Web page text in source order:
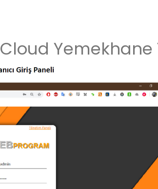
Cloud Yemekhane